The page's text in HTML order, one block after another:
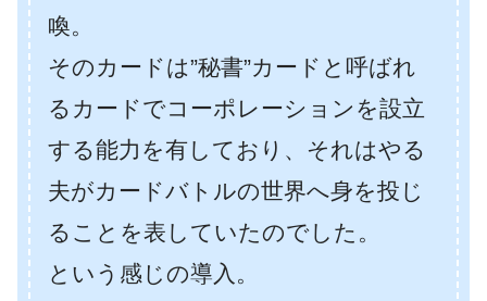
喚。
そのカードは”秘書”カードと呼ばれ
るカードでコーポレーションを設立
する能力を有しており、それはやる
夫がカードバトルの世界へ身を投じ
ることを表していたのでした。
という感じの導入。